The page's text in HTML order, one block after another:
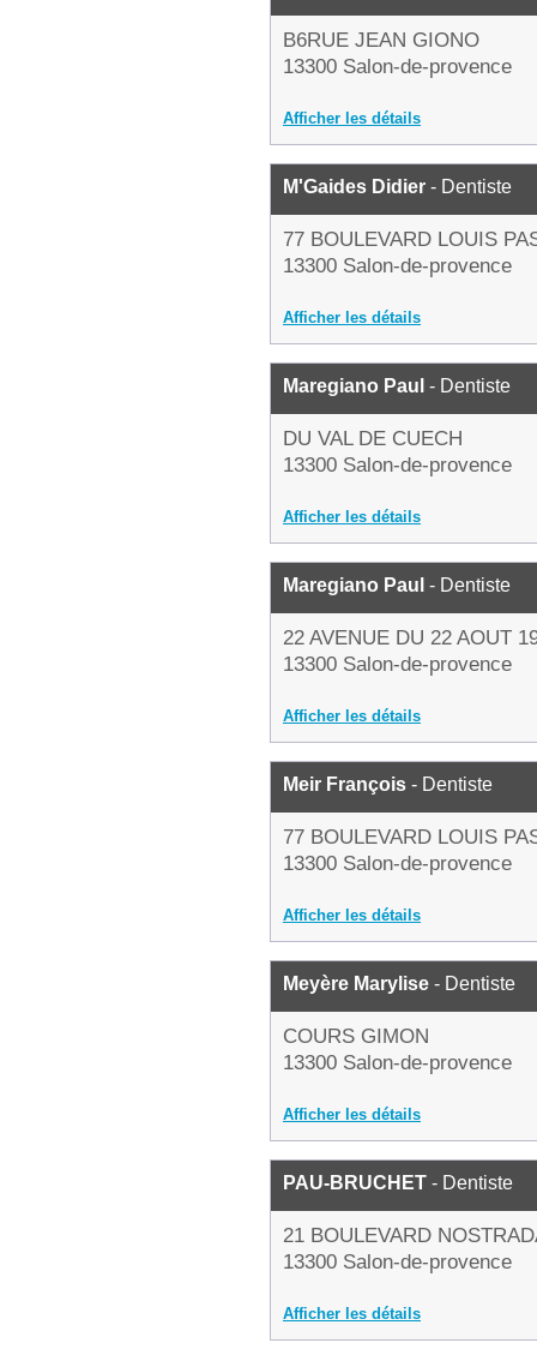
B6RUE JEAN GIONO
13300 Salon-de-provence
Afficher les détails
M'Gaides Didier - Dentiste
77 BOULEVARD LOUIS
13300 Salon-de-provence
Afficher les détails
Maregiano Paul - Dentiste
DU VAL DE CUECH
13300 Salon-de-provence
Afficher les détails
Maregiano Paul - Dentiste
22 AVENUE DU 22 AOUT
13300 Salon-de-provence
Afficher les détails
Meir François - Dentiste
77 BOULEVARD LOUIS
13300 Salon-de-provence
Afficher les détails
Meyère Marylise - Dentiste
COURS GIMON
13300 Salon-de-provence
Afficher les détails
PAU-BRUCHET - Dentiste
21 BOULEVARD
13300 Salon-de-provence
Afficher les détails